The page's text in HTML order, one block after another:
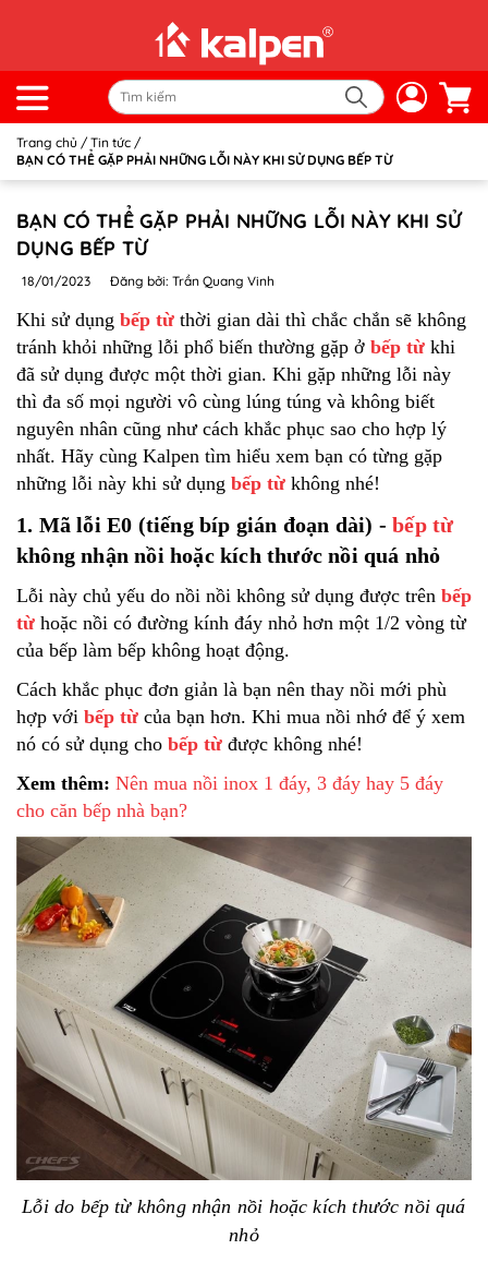
Trang chủ / Tin tức /
BẠN CÓ THỂ GẶP PHẢI NHỮNG LỖI NÀY KHI SỬ DỤNG BẾP TỪ
BẠN CÓ THỂ GẶP PHẢI NHỮNG LỖI NÀY KHI SỬ
DỤNG BẾP TỪ
18/01/2023 Đăng bởi: Trần Quang Vinh
Khi sử dụng bếp từ thời gian dài thì chắc chắn sẽ không
tránh khỏi những lỗi phổ biến thường gặp ở bếp từ khi
đã sử dụng được một thời gian. Khi gặp những lỗi này
thì đa số mọi người vô cùng lúng túng và không biết
nguyên nhân cũng như cách khắc phục sao cho hợp lý
nhất. Hãy cùng Kalpen tìm hiểu xem bạn có từng gặp
những lỗi này khi sử dụng bếp từ không nhé!
1. Mã lỗi E0 (tiếng bíp gián đoạn dài) -bếp từ
không nhận nồi hoặc kích thước nồi quá nhỏ
Lỗi này chủ yếu do nồi nồi không sử dụng được trên bếp
từ hoặc nồi có đường kính đáy nhỏ hơn một 1/2 vòng từ
của bếp làm bếp không hoạt động.
Cách khắc phục đơn giản là bạn nên thay nồi mới phù
hợp với bếp từ của bạn hơn. Khi mua nồi nhớ để ý xem
nó có sử dụng cho bếp từ được không nhé!
Xem thêm: Nên mua nồi inox 1 đáy, 3 đáy hay 5 đáy
cho căn bếp nhà bạn?
Lỗi do bếp từ không nhận nồi hoặc kích thước nồi quá
nhỏ